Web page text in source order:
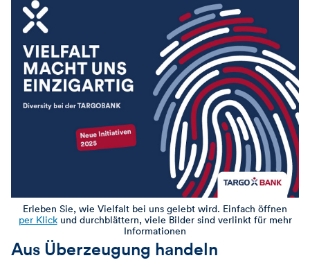
Erleben Sie, wie Vielfalt bei uns gelebt wird. Einfach öffnen
per Klickund durchblättern, viele Bilder sind verlinkt für mehr
Informationen
Aus Überzeugung handeln